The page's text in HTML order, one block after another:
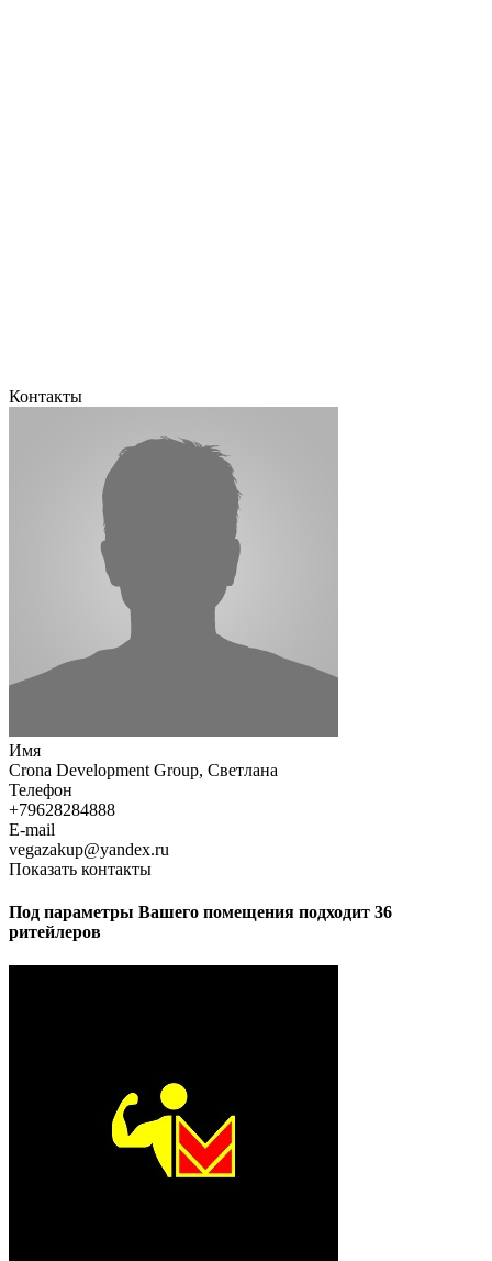
Контакты
Имя
Crona Development Group, Светлана
Телефон
+79628284888
E-mail
vegazakup@yandex.ru
Показать контакты
Под параметры Вашего помещения подходит 36
ритейлеров